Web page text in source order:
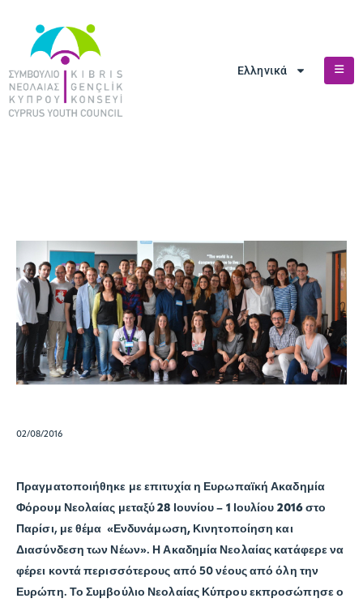
Ελληνικά
02/08/2016
Πραγματοποιήθηκε με επιτυχία η Ευρωπαϊκή Ακαδημία
Φόρουμ Νεολαίας μεταξύ28 Ιουνίου – 1 Ιουλίου 2016 στο
Παρίσι, με θέμα «Ενδυνάμωση, Κινητοποίηση και
Διασύνδεση των Νέων». Η Ακαδημία Νεολαίας κατάφερε να
φέρει κοντά περισσότερους από 50 νέους από όλη την
Ευρώπη. Το Συμβούλιο Νεολαίας Κύπρου εκπροσώπησε ο